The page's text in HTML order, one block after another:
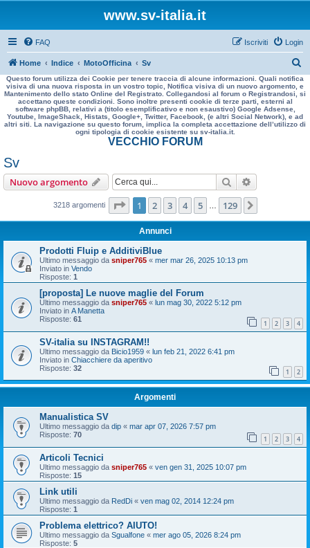
www.sv-italia.it
FAQ Login
Iscriviti
Home Indice MotoOfficina Sv
e
r
a
Questo forum utilizza dei Cookie per tenere traccia di alcune informazioni. Quali notifica
visiva di una nuova risposta in un vostro topic, Notifica visiva di un nuovo argomento, e
Mantenimento dello stato Online del Registrato. Collegandosi al forum o Registrandosi, si
accettano queste condizioni. Sono inoltre presenti cookie di terze parti, esterni al
software phpBB, relativi a (titolo esemplificativo e non esaustivo) Google Adsense,
Youtube, ImageShack, Histats, Google+, Twitter, Facebook, (e altri Social Network), e ad
altri siti. La navigazione su questo forum, implica la completa accettazione dell’utilizzo di
ogni tipologia di cookie esistente su sv-italia.it.
VECCHIO FORUM
Sv
Nuovo argomento Cerca
3218 argomenti Pagina di 129
1 2 3 4 5 129
Annunci
Prodotti Fluip e AdditiviBlue
Ultimo messaggio da sniper765 « mer mar 26, 2025 10:13 pm
Inviato in Vendo
Risposte: 1
[proposta] Le nuove maglie del Forum
Ultimo messaggio da sniper765 « lun mag 30, 2022 5:12 pm
Inviato in A Manetta
Risposte: 61 1 2 3 4
SV-italia su INSTAGRAM!!
Ultimo messaggio da Bicio1959 « lun feb 21, 2022 6:41 pm
Inviato in Chiacchiere da aperitivo
Risposte: 32 1 2
Argomenti
Manualistica SV
Ultimo messaggio da dip « mar apr 07, 2026 7:57 pm
Risposte: 70 1 2 3 4
Articoli Tecnici
Ultimo messaggio da sniper765 « ven gen 31, 2025 10:07 pm
Risposte: 15
Link utili
Ultimo messaggio da RedDi « ven mag 02, 2014 12:24 pm
Risposte: 1
Problema elettrico? AIUTO!
Ultimo messaggio da Sgualfone « mer ago 05, 2026 8:24 pm
Risposte: 5